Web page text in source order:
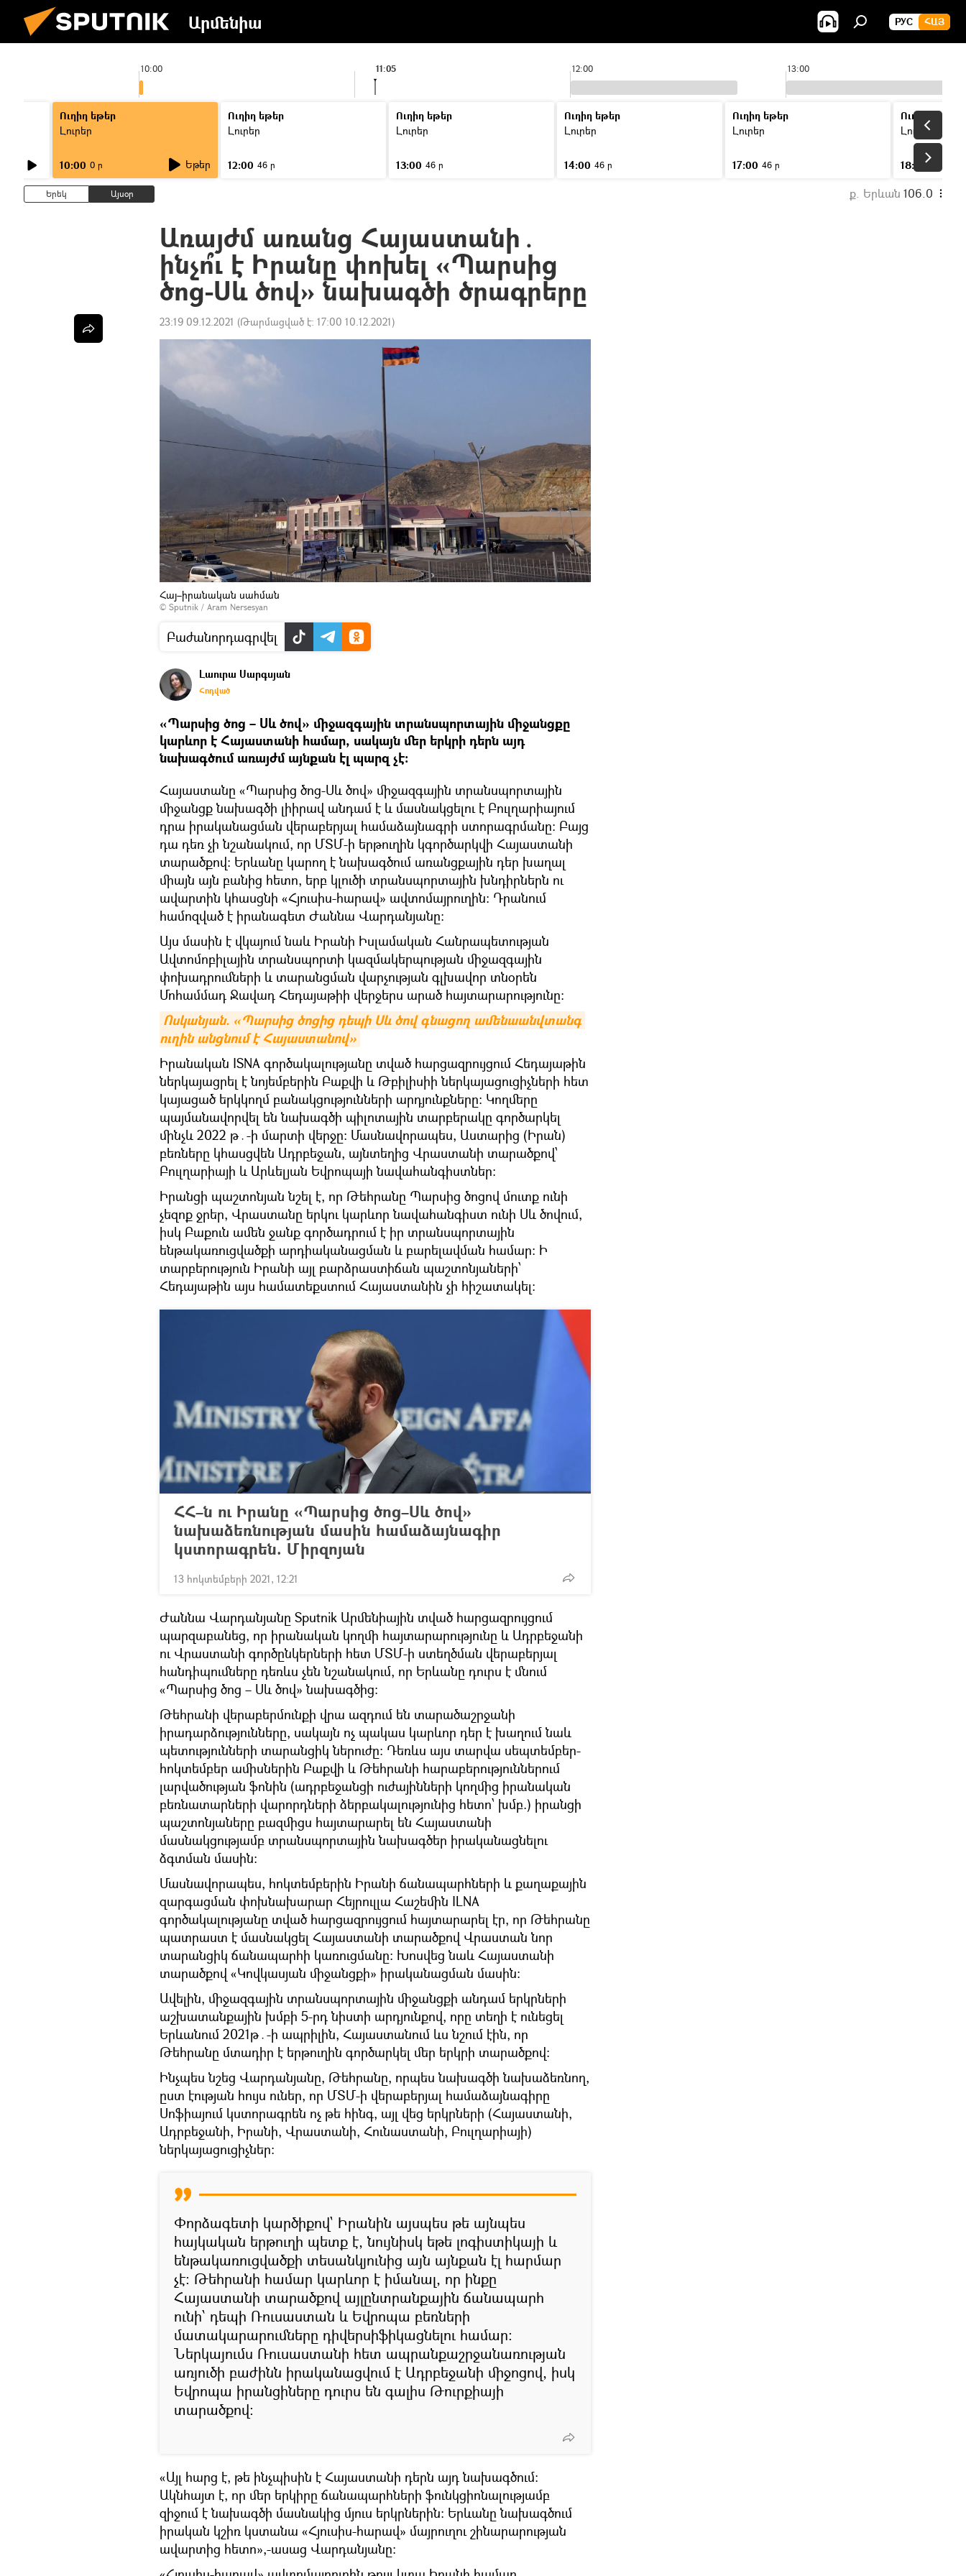
Արմենիա РУС ՀԱՅ
10:00 12:00 13:00
11:05
Ուղիղ եթեր
Լուրեր
10:00 0 ր Եթեր
Ուղիղ եթեր
Լուրեր
12:00 46 ր
Ուղիղ եթեր
Լուրեր
13:00 46 ր
Ուղիղ եթեր
Լուրեր
14:00 46 ր
Ուղիղ եթեր
Լուրեր
17:00 46 ր
Ուղիղ եթեր
Լուրեր
18:00
Երեկ Այսօր ք. Երևան 106.0
Առայժմ առանց Հայաստանի․
ինչո՞ւ է Իրանը փոխել «Պարսից
ծոց-Սև ծով» նախագծի ծրագրերը
23:19 09.12.2021 (Թարմացված է: 17:00 10.12.2021)
Հայ–իրանական սահման
© Sputnik / Aram Nersesyan
Բաժանորդագրվել
Լաուրա Սարգսյան
Հոդված
«Պարսից ծոց – Սև ծով» միջազգային տրանսպորտային միջանցքը
կարևոր է Հայաստանի համար, սակայն մեր երկրի դերն այդ
նախագծում առայժմ այնքան էլ պարզ չէ։
Հայաստանը «Պարսից ծոց-Սև ծով» միջազգային տրանսպորտային
միջանցք նախագծի լիիրավ անդամ է և մասնակցելու է Բուլղարիայում
դրա իրականացման վերաբերյալ համաձայնագրի ստորագրմանը։ Բայց
դա դեռ չի նշանակում, որ ՄՏՄ-ի երթուղին կգործարկվի Հայաստանի
տարածքով։ Երևանը կարող է նախագծում առանցքային դեր խաղալ
միայն այն բանից հետո, երբ կլուծի տրանսպորտային խնդիրներն ու
ավարտին կհասցնի «Հյուսիս-հարավ» ավտոմայրուղին։ Դրանում
համոզված է իրանագետ Ժաննա Վարդանյանը։
Այս մասին է վկայում նաև Իրանի Իսլամական Հանրապետության
Ավտոմոբիլային տրանսպորտի կազմակերպության միջազգային
փոխադրումների և տարանցման վարչության գլխավոր տնօրեն
Մոհամմադ Ջավադ Հեդայաթիի վերջերս արած հայտարարությունը։
Ոսկանյան. «Պարսից ծոցից դեպի Սև ծով գնացող ամենաանվտանգ
ուղին անցնում է Հայաստանով»
Իրանական ISNA գործակալությանը տված հարցազրույցում Հեդայաթին
ներկայացրել է նոյեմբերին Բաքվի և Թբիլիսիի ներկայացուցիչների հետ
կայացած երկկողմ բանակցությունների արդյունքները: Կողմերը
պայմանավորվել են նախագծի պիլոտային տարբերակը գործարկել
մինչև 2022 թ․-ի մարտի վերջը: Մասնավորապես, Աստարից (Իրան)
բեռները կհասցվեն Ադրբեջան, այնտեղից Վրաստանի տարածքով՝
Բուլղարիայի և Արևելյան Եվրոպայի նավահանգիստներ։
Իրանցի պաշտոնյան նշել է, որ Թեհրանը Պարսից ծոցով մուտք ունի
չեզոք ջրեր, Վրաստանը երկու կարևոր նավահանգիստ ունի Սև ծովում,
իսկ Բաքուն ամեն ջանք գործադրում է իր տրանսպորտային
ենթակառուցվածքի արդիականացման և բարելավման համար: Ի
տարբերություն Իրանի այլ բարձրաստիճան պաշտոնյաների՝
Հեդայաթին այս համատեքստում Հայաստանին չի հիշատակել։
ՀՀ–ն ու Իրանը «Պարսից ծոց–Սև ծով»
նախաձեռնության մասին համաձայնագիր
կստորագրեն. Միրզոյան
13 հոկտեմբերի 2021, 12:21
Ժաննա Վարդանյանը Sputnik Արմենիային տված հարցազրույցում
պարզաբանեց, որ իրանական կողմի հայտարարությունը և Ադրբեջանի
ու Վրաստանի գործընկերների հետ ՄՏՄ-ի ստեղծման վերաբերյալ
հանդիպումները դեռևս չեն նշանակում, որ Երևանը դուրս է մնում
«Պարսից ծոց – Սև ծով» նախագծից:
Թեհրանի վերաբերմունքի վրա ազդում են տարածաշրջանի
իրադարձությունները, սակայն ոչ պակաս կարևոր դեր է խաղում նաև
պետությունների տարանցիկ ներուժը։ Դեռևս այս տարվա սեպտեմբեր-
հոկտեմբեր ամիսներին Բաքվի և Թեհրանի հարաբերություններում
լարվածության ֆոնին (ադրբեջանցի ուժայինների կողմից իրանական
բեռնատարների վարորդների ձերբակալությունից հետո՝ խմբ.) իրանցի
պաշտոնյաները բազմիցս հայտարարել են Հայաստանի
մասնակցությամբ տրանսպորտային նախագծեր իրականացնելու
ձգտման մասին։
Մասնավորապես, հոկտեմբերին Իրանի ճանապարհների և քաղաքային
զարգացման փոխնախարար Հեյրուլլա Հաշեմին ILNA
գործակալությանը տված հարցազրույցում հայտարարել էր, որ Թեհրանը
պատրաստ է մասնակցել Հայաստանի տարածքով Վրաստան նոր
տարանցիկ ճանապարհի կառուցմանը: Խոսվեց նաև Հայաստանի
տարածքով «Կովկասյան միջանցքի» իրականացման մասին։
Ավելին, միջազգային տրանսպորտային միջանցքի անդամ երկրների
աշխատանքային խմբի 5-րդ նիստի արդյունքով, որը տեղի է ունեցել
Երևանում 2021թ․-ի ապրիլին, Հայաստանում ևս նշում էին, որ
Թեհրանը մտադիր է երթուղին գործարկել մեր երկրի տարածքով։
Ինչպես նշեց Վարդանյանը, Թեհրանը, որպես նախագծի նախաձեռնող,
ըստ էության հույս ուներ, որ ՄՏՄ-ի վերաբերյալ համաձայնագիրը
Սոֆիայում կստորագրեն ոչ թե հինգ, այլ վեց երկրների (Հայաստանի,
Ադրբեջանի, Իրանի, Վրաստանի, Հունաստանի, Բուլղարիայի)
ներկայացուցիչներ:
Փորձագետի կարծիքով` Իրանին այսպես թե այնպես
հայկական երթուղի պետք է, նույնիսկ եթե լոգիստիկայի և
ենթակառուցվածքի տեսանկյունից այն այնքան էլ հարմար
չէ: Թեհրանի համար կարևոր է իմանալ, որ ինքը
Հայաստանի տարածքով այլընտրանքային ճանապարհ
ունի՝ դեպի Ռուսաստան և Եվրոպա բեռների
մատակարարումները դիվերսիֆիկացնելու համար:
Ներկայումս Ռուսաստանի հետ ապրանքաշրջանառության
առյուծի բաժինն իրականացվում է Ադրբեջանի միջոցով, իսկ
Եվրոպա իրանցիները դուրս են գալիս Թուրքիայի
տարածքով։
«Այլ հարց է, թե ինչպիսին է Հայաստանի դերն այդ նախագծում։
Ակնհայտ է, որ մեր երկիրը ճանապարհների ֆունկցիոնալությամբ
զիջում է նախագծի մասնակից մյուս երկրներին։ Երևանը նախագծում
իրական կշիռ կստանա «Հյուսիս-հարավ» մայրուղու շինարարության
ավարտից հետո»,-ասաց Վարդանյանը։